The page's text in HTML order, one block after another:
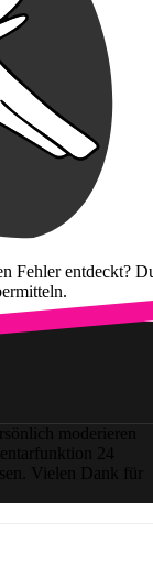
Fehler entdeckt?
moderieren
24
Vielen Dank für